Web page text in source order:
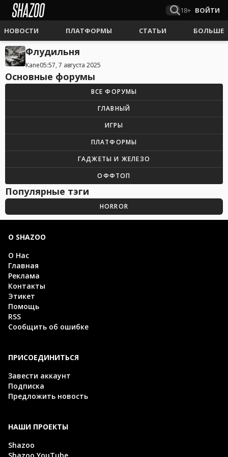
18+ ВОЙТИ
НОВОСТИ ПЛАТФОРМЫ СТАТЬИ БОЛЬШЕ
Флудильня
Kane05:57, 7 августа 2025
Основные форумы
ВСЕ ФОРУМЫ
ГЛАВНЫЙ
ИГРЫ
ПЛАТФОРМЫ
ГАДЖЕТЫ И ЖЕЛЕЗО
ОФФТОП
Популярные тэги
HORROR
О SHAZOO
О Нас
Главная
Реклама
Контакты
Этикет
Помощь
RSS
Сообщить об ошибке
ПРИСОЕДИНИТЬСЯ
Завести аккаунт
Подписка
Предложить новость
НАШИ ПРОЕКТЫ
Shazoo